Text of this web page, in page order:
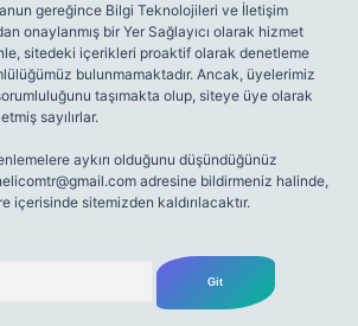
gereğince Bilgi Teknolojileri ve İletişim
onaylanmış bir Yer Sağlayıcı olarak hizmet
sitedeki içerikleri proaktif olarak denetleme
bulunmamaktadır. Ancak, üyelerimiz
taşımakta olup, siteye üye olarak
sayılırlar.
aykırı olduğunu düşündüğünüz
adresine bildirmeniz halinde,
içerisinde sitemizden kaldırılacaktır.